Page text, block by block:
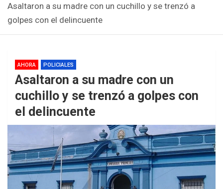
Asaltaron a su madre con un cuchillo y se trenzó a
golpes con el delincuente
AHORA POLICIALES
Asaltaron a su madre con un
cuchillo y se trenzó a golpes con
el delincuente